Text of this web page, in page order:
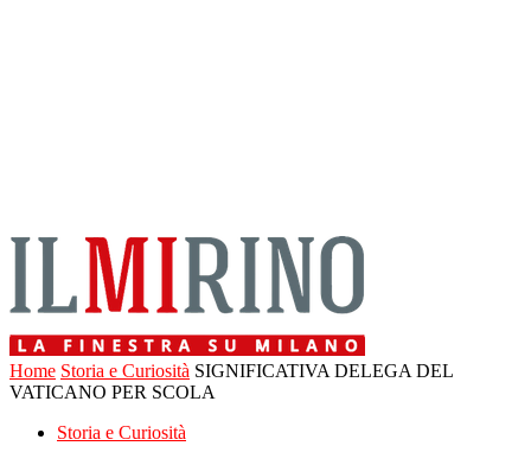
Home Storia e Curiosità SIGNIFICATIVA DELEGA DEL
VATICANO PER SCOLA
Storia e Curiosità